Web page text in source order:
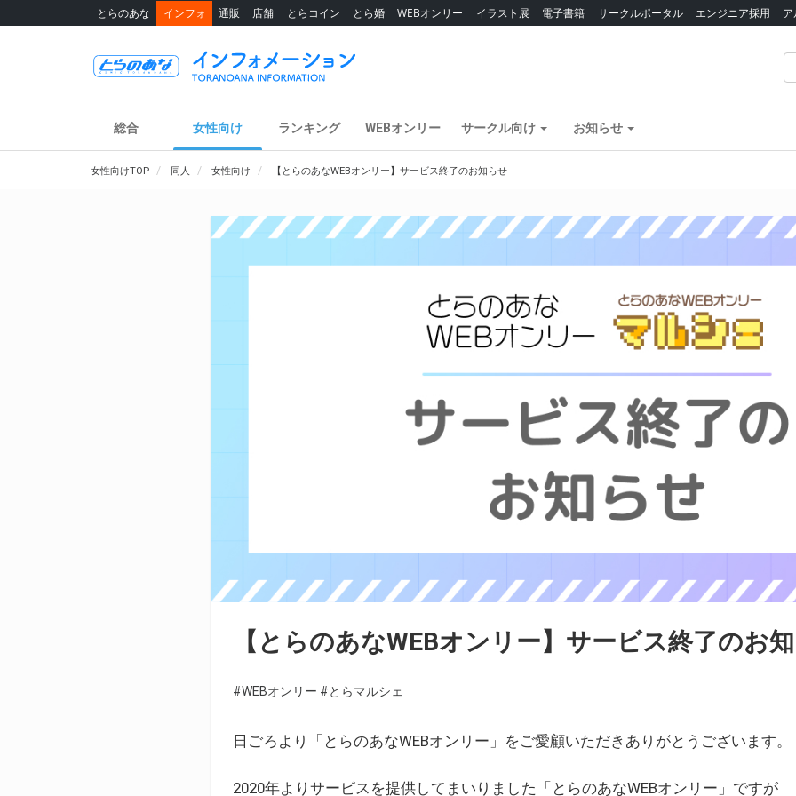
とらのあな インフォ 通販 店舗 とらコイン とら婚 WEBオンリー イラスト展 電子書籍 サークルポータル エンジニア採用
総合 女性向け ランキング WEBオンリー サークル向け お知らせ
女性向けTOP 同人 女性向け 【とらのあなWEBオンリー】サービス終了のお知らせ
【とらのあなWEBオンリー】サービス終了のお
#WEBオンリー #とらマルシェ
日ごろより「とらのあなWEBオンリー」をご愛顧いただきありがとうございます。
2020年よりサービスを提供してまいりました「とらのあなWEBオンリー」ですが